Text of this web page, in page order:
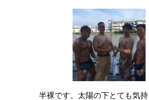
半裸です。太陽の下とても気持